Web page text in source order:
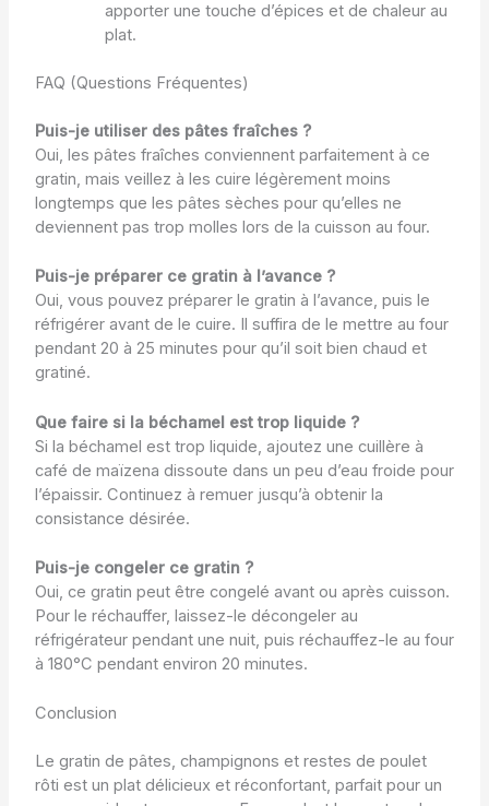
apporter une touche d’épices et de chaleur au
plat.
FAQ (Questions Fréquentes)
Puis-je utiliser des pâtes fraîches ?
Oui, les pâtes fraîches conviennent parfaitement à ce
gratin, mais veillez à les cuire légèrement moins
longtemps que les pâtes sèches pour qu’elles ne
deviennent pas trop molles lors de la cuisson au four.
Puis-je préparer ce gratin à l’avance ?
Oui, vous pouvez préparer le gratin à l’avance, puis le
réfrigérer avant de le cuire. Il suffira de le mettre au four
pendant 20 à 25 minutes pour qu’il soit bien chaud et
gratiné.
Que faire si la béchamel est trop liquide ?
Si la béchamel est trop liquide, ajoutez une cuillère à
café de maïzena dissoute dans un peu d’eau froide pour
l’épaissir. Continuez à remuer jusqu’à obtenir la
consistance désirée.
Puis-je congeler ce gratin ?
Oui, ce gratin peut être congelé avant ou après cuisson.
Pour le réchauffer, laissez-le décongeler au
réfrigérateur pendant une nuit, puis réchauffez-le au four
à 180°C pendant environ 20 minutes.
Conclusion
Le gratin de pâtes, champignons et restes de poulet
rôti est un plat délicieux et réconfortant, parfait pour un